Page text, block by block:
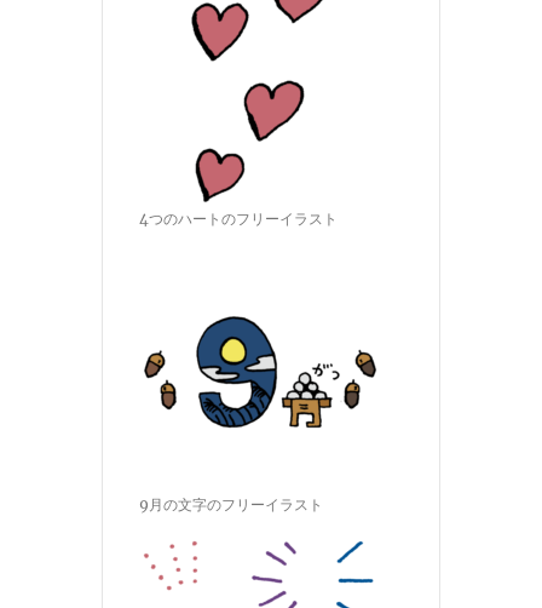
4つのハートのフリーイラスト
9月の文字のフリーイラスト